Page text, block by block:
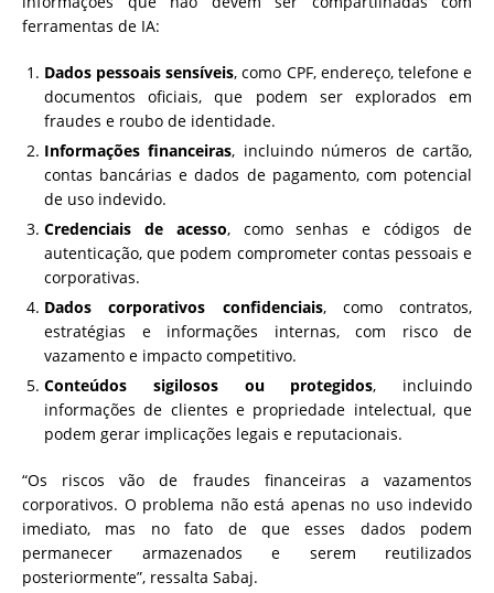
ferramentas de IA:
Dados pessoais sensíveis, como CPF, endereço, telefone e
documentos oficiais, que podem ser explorados em
fraudes e roubo de identidade.
Informações financeiras, incluindo números de cartão,
contas bancárias e dados de pagamento, com potencial
de uso indevido.
Credenciais de acesso, como senhas e códigos de
autenticação, que podem comprometer contas pessoais e
corporativas.
Dados corporativos confidenciais, como contratos,
estratégias e informações internas, com risco de
vazamento e impacto competitivo.
Conteúdos sigilosos ou protegidos, incluindo
informações de clientes e propriedade intelectual, que
podem gerar implicações legais e reputacionais.
“Os riscos vão de fraudes financeiras a vazamentos
corporativos. O problema não está apenas no uso indevido
imediato, mas no fato de que esses dados podem
permanecer armazenados e serem reutilizados
posteriormente”, ressalta Sabaj.